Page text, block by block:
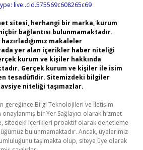
live:.cid.575569c608265c69
sitesi, herhangi bir marka, kurum
bağlantısı bulunmamaktadır.
makaleler
yer alan içerikler haber niteliği
kurum ve kişiler hakkında
Gerçek kurum ve kişiler ile isim
tesadüfidir. Sitemizdeki bilgiler
niteliği taşımazlar.
gereğince Bilgi Teknolojileri ve İletişim
bir Yer Sağlayıcı olarak hizmet
sitedeki içerikleri proaktif olarak denetleme
bulunmamaktadır. Ancak, üyelerimiz
taşımakta olup, siteye üye olarak